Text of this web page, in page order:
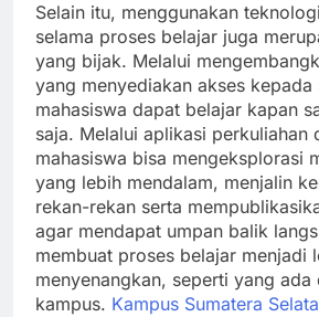
Selain itu, menggunakan
selama proses belajar juga
yang bijak. Melalui
yang menyediakan akses kepada
mahasiswa dapat belajar kapan
saja. Melalui aplikasi perkuliahan
mahasiswa bisa mengeksplorasi
yang lebih mendalam, menjalin
rekan-rekan serta
agar mendapat umpan balik
membuat proses belajar menjadi
menyenangkan, seperti yang
kampus. Kampus Sumatera